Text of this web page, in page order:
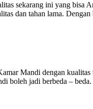
sekarang ini yang bisa
dan tahan lama.
Mandi dengan
jadi berbeda – beda.